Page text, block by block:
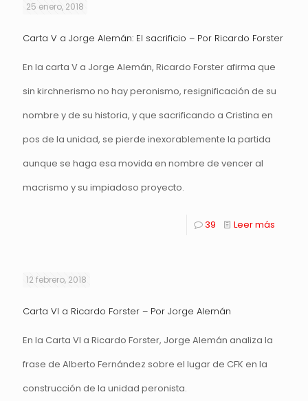
25 enero, 2018
Carta V a Jorge Alemán: El sacrificio – Por Ricardo Forster
En la carta V a Jorge Alemán, Ricardo Forster afirma que
sin kirchnerismo no hay peronismo, resignificación de su
nombre y de su historia, y que sacrificando a Cristina en
pos de la unidad, se pierde inexorablemente la partida
aunque se haga esa movida en nombre de vencer al
macrismo y su impiadoso proyecto.
39 Leer más
12 febrero, 2018
Carta VI a Ricardo Forster – Por Jorge Alemán
En la Carta VI a Ricardo Forster, Jorge Alemán analiza la
frase de Alberto Fernández sobre el lugar de CFK en la
construcción de la unidad peronista.